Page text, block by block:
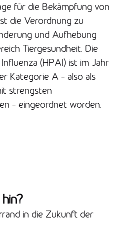
für die Bekämpfung von
die Verordnung zu
und Aufhebung
Tiergesundheit. Die
(HPAI) ist im Jahr
Kategorie A – also als
strengsten
– eingeordnet worden.
in die Zukunft der